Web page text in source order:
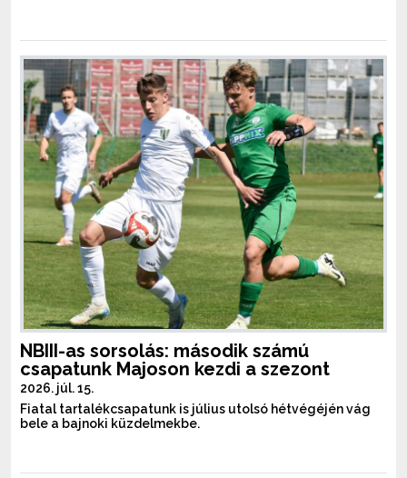
NBIII-as sorsolás: második számú
csapatunk Majoson kezdi a szezont
2026. júl. 15.
Fiatal tartalékcsapatunk is július utolsó hétvégéjén vág
bele a bajnoki küzdelmekbe.